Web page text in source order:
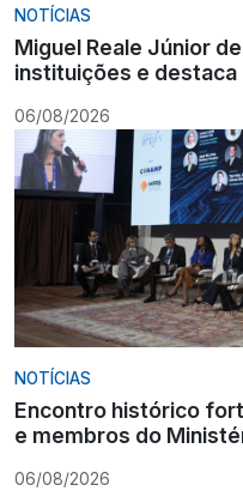
NOTÍCIAS
Miguel Reale Júnior
instituições e
06/08/2026
NOTÍCIAS
Encontro histórico
e membros do
06/08/2026